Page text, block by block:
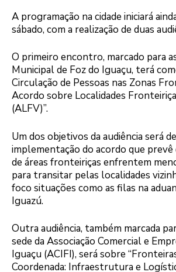
A programação na cidade iniciará
sábado, com a realização de duas
O primeiro encontro, marcado para
Municipal de Foz do Iguaçu, terá
Circulação de Pessoas nas Zonas
Acordo sobre Localidades
(ALFV)”.
Um dos objetivos da audiência será
implementação do acordo que
de áreas fronteiriças enfrentem
para transitar pelas localidades
foco situações como as filas na
Iguazú.
Outra audiência, também marcada
sede da Associação Comercial e
Iguaçu (ACIFI), será sobre
Coordenada: Infraestrutura e